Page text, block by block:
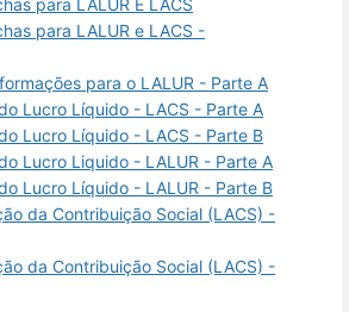
para LALUR e LACS -
para o LALUR - Parte A
Lucro Líquido - LACS - Parte A
Lucro Líquido - LACS - Parte B
Lucro Liquido - LALUR - Parte A
Lucro Líquido - LALUR - Parte B
da Contribuição Social (LACS) -
da Contribuição Social (LACS) -